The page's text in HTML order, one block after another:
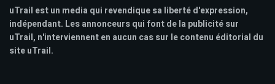
uTrail est un media qui revendique sa liberté d'expression,
indépendant. Les annonceurs qui font de la publicité sur
uTrail, n'interviennent en aucun cas sur le contenu éditorial du
site uTrail.